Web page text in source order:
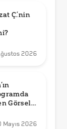
Ç.’nin
2026
Görsel
Mayıs 2026